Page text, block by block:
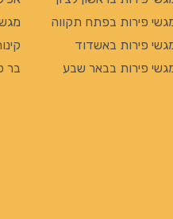
פירות בפתח תקווה
פירות באשדוד
פירות בבאר שבע
בר